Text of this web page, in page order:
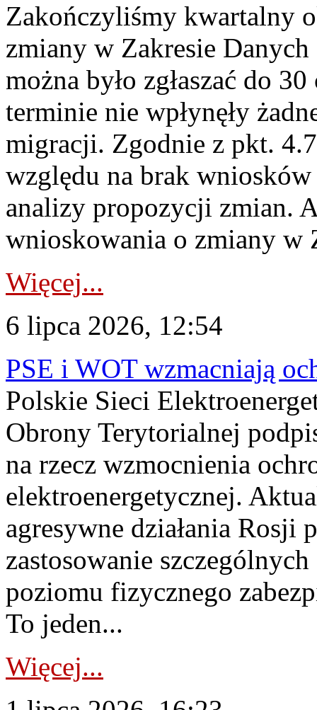
Zakończyliśmy kwartalny
zmiany w Zakresie
można było zgłaszać do
terminie nie wpłynęły
migracji. Zgodnie z pkt.
względu na brak
analizy propozycji zmian.
wnioskowania o zmiany w
Więcej...
6 lipca 2026, 12:54
PSE i WOT wzmacniają
Polskie Sieci
Obrony Terytorialnej
na rzecz wzmocnienia
elektroenergetycznej.
agresywne działania Rosji
zastosowanie
poziomu fizycznego
To jeden...
Więcej...